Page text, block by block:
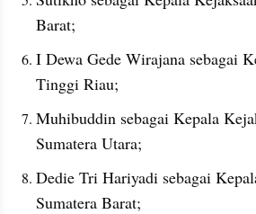
Barat;
I Dewa Gede Wirajana sebagai
Tinggi Riau;
Muhibuddin sebagai Kepala
Sumatera Utara;
Dedie Tri Hariyadi sebagai
Sumatera Barat;